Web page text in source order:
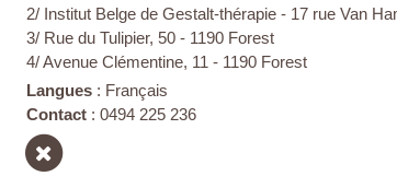
2/ Institut Belge de Gestalt-thérapie - 17 rue Van
3/ Rue du Tulipier, 50 - 1190 Forest
4/ Avenue Clémentine, 11 - 1190 Forest
Langues : Français
Contact : 0494 225 236